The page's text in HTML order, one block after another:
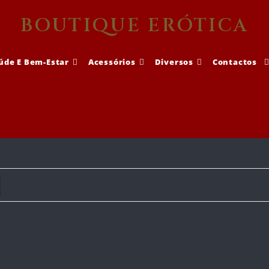
BOUTIQUE ERÓTICA
E Bem-Estar Acessórios Diversos Contactos